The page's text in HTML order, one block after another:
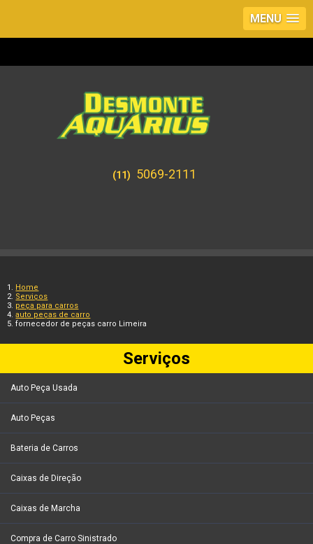
MENU
(11) 5069-2111
Home
Serviços
peça para carros
auto peças de carro
fornecedor de peças carro Limeira
Serviços
Auto Peça Usada
Auto Peças
Bateria de Carros
Caixas de Direção
Caixas de Marcha
Compra de Carro Sinistrado